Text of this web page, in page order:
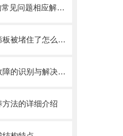
液相色谱C18预柱的常见问题相应解决方法分享
实验室里的色谱柱筛板被堵住了怎么办？这些方法帮你解决
简述铺集柱管常见故障的识别与解决方法
法的详细介绍